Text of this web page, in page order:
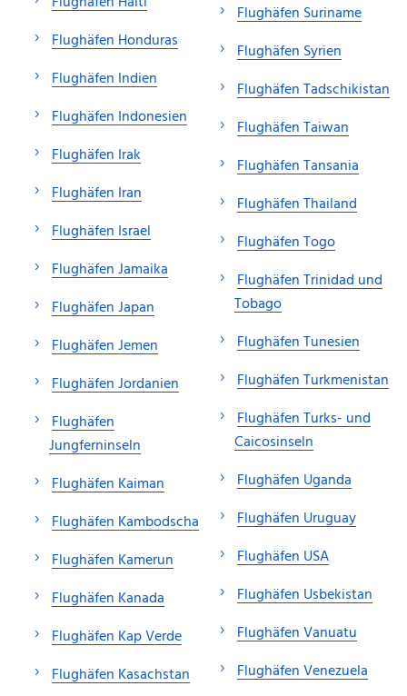
Flughäfen Honduras
Flughäfen Indien
Flughäfen Indonesien
Flughäfen Irak
Flughäfen Iran
Flughäfen Israel
Flughäfen Jamaika
Flughäfen Japan
Flughäfen Jemen
Flughäfen Jordanien
Flughäfen
Jungferninseln
Flughäfen Kaiman
Flughäfen Kambodscha
Flughäfen Kamerun
Flughäfen Kanada
Flughäfen Kap Verde
Flughäfen Kasachstan
Flughäfen Suriname
Flughäfen Syrien
Flughäfen Tadschikistan
Flughäfen Taiwan
Flughäfen Tansania
Flughäfen Thailand
Flughäfen Togo
Flughäfen Trinidad und
Tobago
Flughäfen Tunesien
Flughäfen Turkmenistan
Flughäfen Turks- und
Caicosinseln
Flughäfen Uganda
Flughäfen Uruguay
Flughäfen USA
Flughäfen Usbekistan
Flughäfen Vanuatu
Flughäfen Venezuela